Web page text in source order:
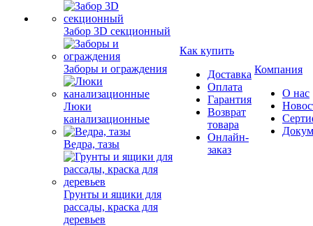
Забор 3D секционный
Заборы и ограждения
Люки
канализационные
Ведра, тазы
Грунты и ящики для
рассады, краска для
деревьев
Как купить
Доставка
Оплата
Гарантия
Возврат
товара
Онлайн-
заказ
Компания
О нас